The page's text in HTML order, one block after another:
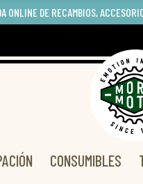
ONLINE DE RECAMBIOS,
CONSUMIBLES